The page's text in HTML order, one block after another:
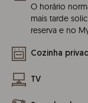
O horário
mais tarde
reserva e no
Cozinha
TV